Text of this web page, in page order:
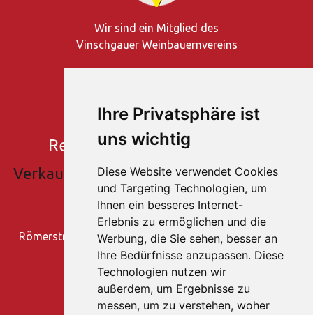
Ihre Privatsphäre ist
uns wichtig
Diese Website verwendet Cookies
und Targeting Technologien, um
Ihnen ein besseres Internet-
Erlebnis zu ermöglichen und die
Werbung, die Sie sehen, besser an
Ihre Bedürfnisse anzupassen. Diese
Technologien nutzen wir
außerdem, um Ergebnisse zu
messen, um zu verstehen, woher
Wir sind ein Mitglied des
Vinschgauer Weinbauernvereins
Rebhof- Vinschgau - Südtirol
Verkauf und Verkostung von Rotwein und
Weißwein
Familie Tratter
Römerstraße 23 - Galsaun / Kastelbell - Südtirol (Italien)
Fam. Tratter Peter:
+39 347 3346518
Büro: Stefanie